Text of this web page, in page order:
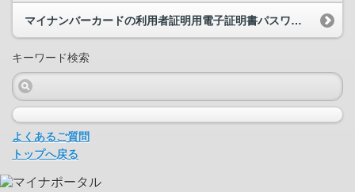
マイナンバーカードの利用者証明用電子証明書パスワードとは何でしょうか。マイナポータルにログイン...
キーワード検索
よくあるご質問
トップへ戻る